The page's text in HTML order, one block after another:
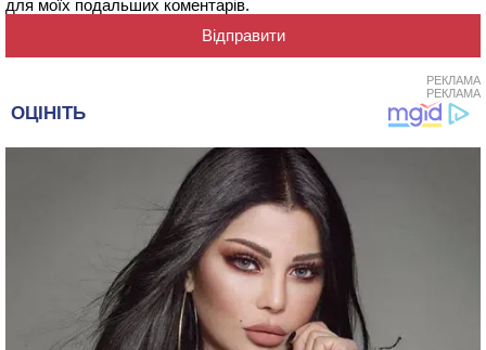
для моїх подальших коментарів.
РЕКЛАМА
РЕКЛАМА